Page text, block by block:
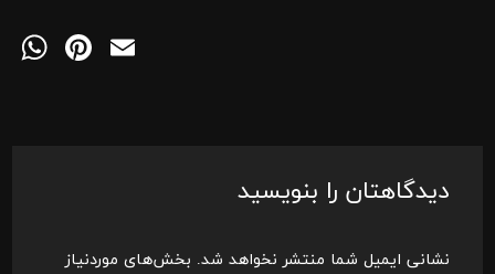
Email
Pinterest
دیدگاهتان را بنویسید
نشانی ایمیل شما منتشر نخواهد شد. بخش‌های موردنیاز